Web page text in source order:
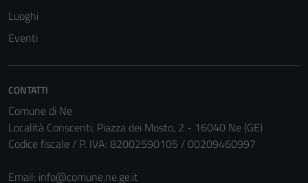
Luoghi
Eventi
CONTATTI
Comune di Ne
Località Conscenti, Piazza dei Mosto, 2 - 16040 Ne (GE)
Codice fiscale / P. IVA: 82002590105 / 00209460997
Email: info@comune.ne.ge.it
del sito e non
Questi cookie
non raccolgono